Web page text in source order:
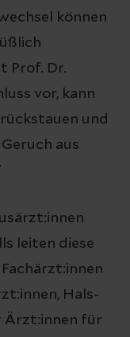
können
Prof. Dr.
vor, kann
und
aus
leiten diese
Hals-
Ärzt:innen für